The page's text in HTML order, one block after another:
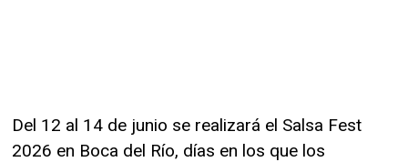
Del 12 al 14 de junio se realizará el Salsa Fest
2026 en Boca del Río, días en los que los